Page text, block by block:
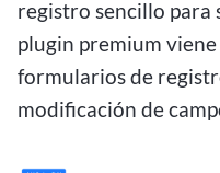
registro sencillo para
plugin premium
formularios de
modificación de